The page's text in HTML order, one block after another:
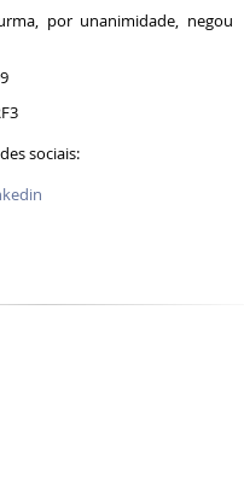
por unanimidade, negou
sociais: